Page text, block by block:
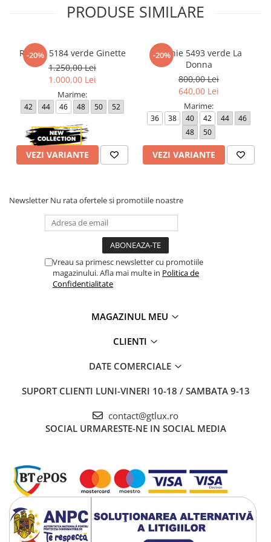
PRODUSE SIMILARE
-20%
Rochie 5184 verde Ginette
1.250,00 Lei
1.000,00 Lei
Marime:
42 44 46 48 50 52
VEZI VARIANTE
-20%
Rochie 5493 verde La
Donna
800,00 Lei
640,00 Lei
Marime:
36 38 40 42 44
46
48
50
VEZI VARIANTE
Newsletter Nu rata ofertele si promotiile noastre
Vreau sa primesc newsletter cu promotiile
magazinului. Afla mai multe in Politica de
Confidentialitate
MAGAZINUL MEU
CLIENTI
DATE COMERCIALE
SUPORT CLIENTI LUNI-VINERI 10-18 / SAMBATA 9-13
contact@gtlux.ro
SOCIAL URMARESTE-NE IN SOCIAL MEDIA